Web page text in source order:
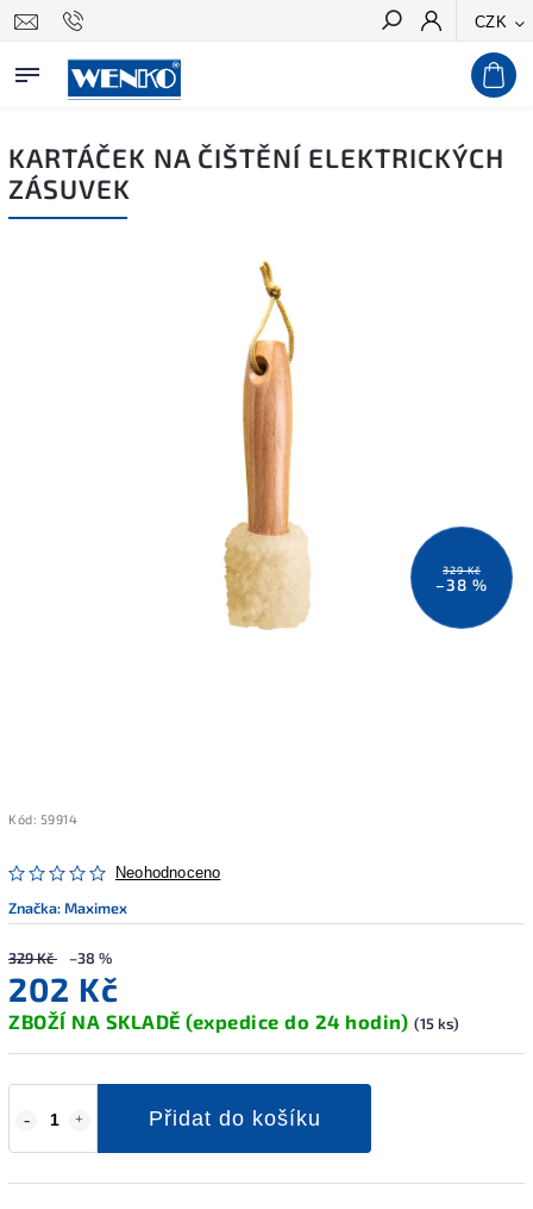
CZK
Hledat
KARTÁČEK NA ČIŠTĚNÍ ELEKTRICKÝCH
ZÁSUVEK
329 Kč
–38 %
Kód: 59914
Neohodnoceno
Značka:Maximex
329 Kč –38 %
202 Kč
ZBOŽÍ NA SKLADĚ (expedice do 24 hodin) (15 ks)
Přidat do košíku